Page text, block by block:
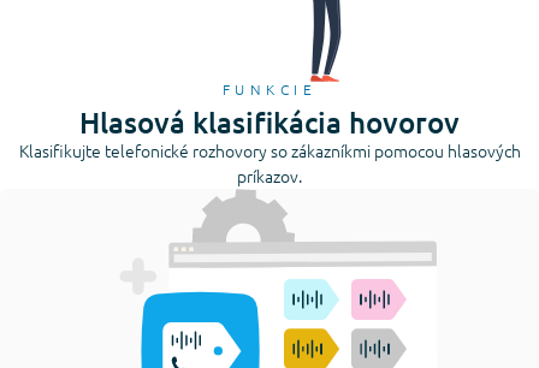
FUNKCIE
Hlasová klasifikácia hovorov
Klasifikujte telefonické rozhovory so zákazníkmi pomocou hlasových
príkazov.